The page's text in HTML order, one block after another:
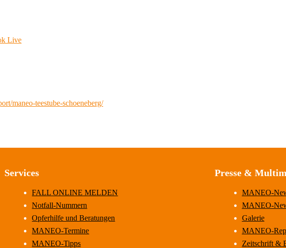
Live
maneo-teestube-schoeneberg/
Services
FALL ONLINE MELDEN
Notfall-Nummern
Opferhilfe und Beratungen
MANEO-Termine
MANEO-Tipps
Presse &
MANEO-
MANEO-
Galerie
MANEO-
Zeitschrift &